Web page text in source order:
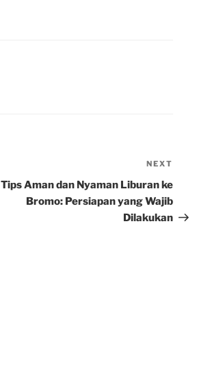
Post
NEXT
Tips Aman dan Nyaman Liburan ke
Bromo: Persiapan yang Wajib
Dilakukan